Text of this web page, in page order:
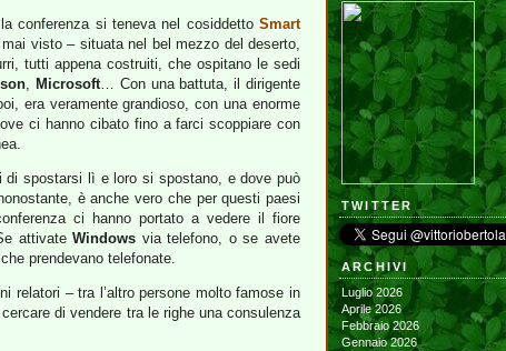
conferenza si teneva nel cosiddetto Smart
visto – situata nel bel mezzo del deserto,
tutti appena costruiti, che ospitano le sedi
, Microsoft… Con una battuta, il dirigente
era veramente grandioso, con una enorme
ci hanno cibato fino a farci scoppiare con
di spostarsi lì e loro si spostano, e dove può
è anche vero che per questi paesi
ci hanno portato a vedere il fiore
attivateWindows via telefono, o se avete
prendevano telefonate.
relatori – tra l’altro persone molto famose in
di vendere tra le righe una consulenza
TWITTER
ARCHIVI
Luglio 2026
Aprile 2026
Febbraio 2026
Gennaio 2026